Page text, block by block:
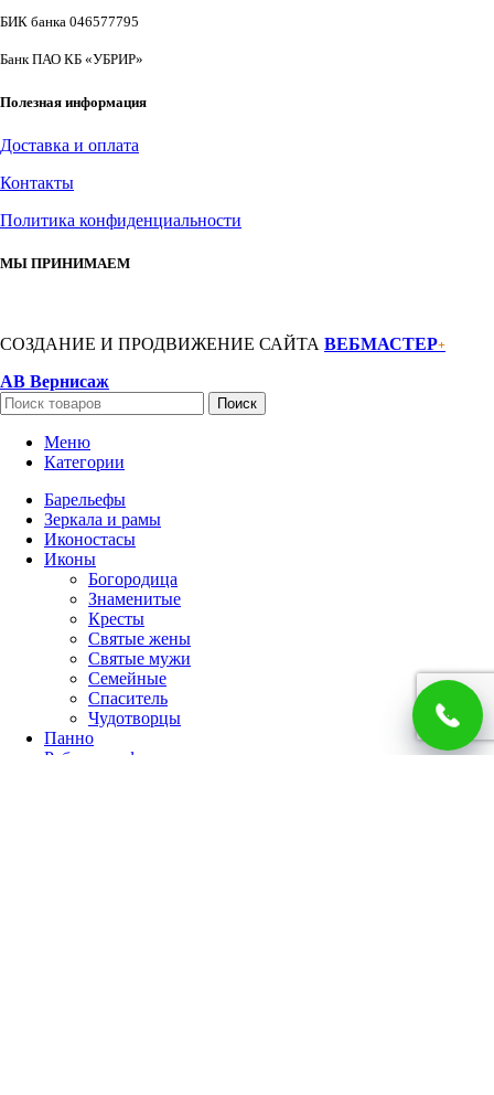
БИК банка 046577795
Банк ПАО КБ «УБРИР»
Полезная информация
Доставка и оплата
Контакты
Политика конфиденциальности
МЫ ПРИНИМАЕМ
СОЗДАНИЕ И ПРОДВИЖЕНИЕ САЙТА ВЕБМАСТЕР+
АВ Вернисаж
Поиск
Меню
Категории
Барельефы
Зеркала и рамы
Иконостасы
Иконы
Богородица
Знаменитые
Кресты
Святые жены
Святые мужи
Семейные
Спаситель
Чудотворцы
Панно
Работы по фото